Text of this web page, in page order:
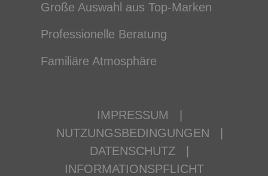
Große Auswahl aus Top-Marken
Professionelle Beratung
Familiäre Atmosphäre
IMPRESSUM
NUTZUNGSBEDINGUNGEN
DATENSCHUTZ
INFORMATIONSPFLICHT